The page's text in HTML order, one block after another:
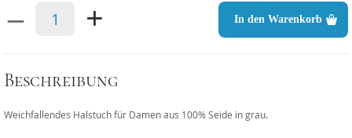
– + In den Warenkorb
Beschreibung
Weichfallendes Halstuch für Damen aus 100% Seide in grau.